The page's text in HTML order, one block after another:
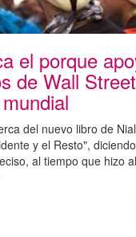
el porque
de Wall
del nuevo libro de
y el Resto",
al tiempo que hizo